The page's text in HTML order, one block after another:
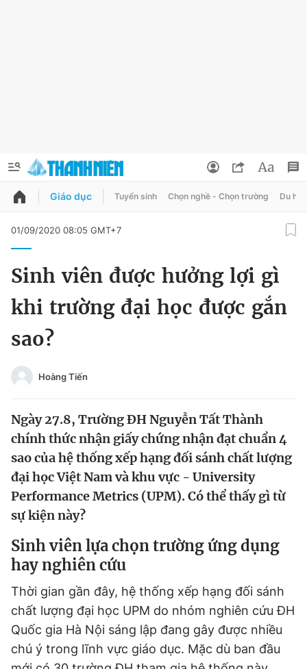
QUẢNG CÁO ĐẶT BÁO
Chuyên mục khác
Video Magazine
Sản phẩm khác
Tiện ích
Thông tin tòa soạn Liên hệ quảng cáo
Đọc Thanh Niên trên điện thoại
Đổi mật khẩu
Tin đã lưu
Tin đã xem
Đăng xuất
Giáo dục Tuyển sinh Chọn nghề - Chọn trường Du học
01/09/2020 08:05 GMT+7
Sinh viên được hưởng lợi gì
khi trường đại học được gắn
sao?
Hoàng Tiến
Ngày 27.8, Trường ĐH Nguyễn Tất Thành
chính thức nhận giấy chứng nhận đạt chuẩn 4
sao của hệ thống xếp hạng đối sánh chất lượng
đại học Việt Nam và khu vực - University
Performance Metrics (UPM). Có thể thấy gì từ
sự kiện này?
Sinh viên lựa chọn trường ứng dụng
hay nghiên cứu
Thời gian gần đây, hệ thống xếp hạng đối sánh
chất lượng đại học UPM do nhóm nghiên cứu ĐH
Quốc gia Hà Nội sáng lập đang gây được nhiều
chú ý trong lĩnh vực giáo dục. Mặc dù ban đầu